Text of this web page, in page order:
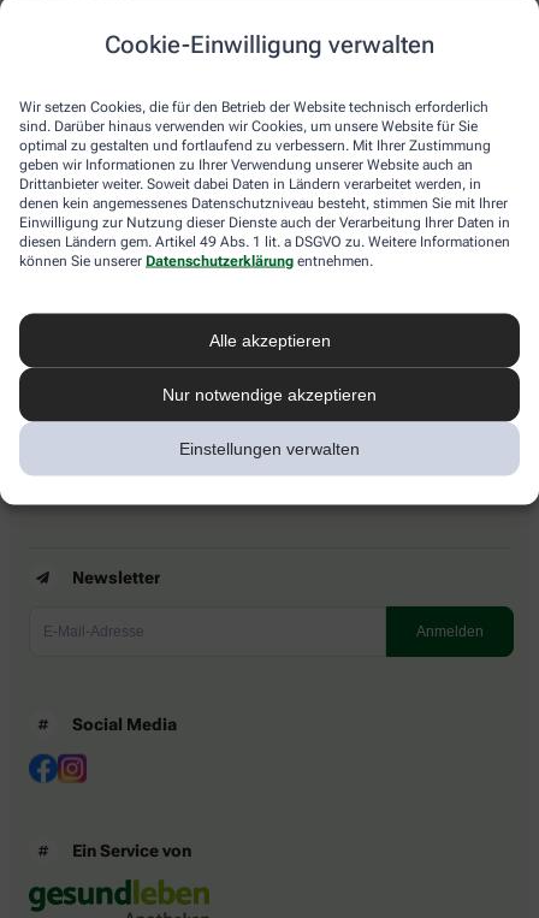
Cookie-Einwilligung verwalten
Wir setzen Cookies, die für den Betrieb der Website technisch erforderlich
sind. Darüber hinaus verwenden wir Cookies, um unsere Website für Sie
optimal zu gestalten und fortlaufend zu verbessern. Mit Ihrer Zustimmung
geben wir Informationen zu Ihrer Verwendung unserer Website auch an
Drittanbieter weiter. Soweit dabei Daten in Ländern verarbeitet werden, in
denen kein angemessenes Datenschutzniveau besteht, stimmen Sie mit Ihrer
Einwilligung zur Nutzung dieser Dienste auch der Verarbeitung Ihrer Daten in
diesen Ländern gem. Artikel 49 Abs. 1 lit. a DSGVO zu. Weitere Informationen
können Sie unserer Datenschutzerklärung entnehmen.
Alle akzeptieren
Nur notwendige akzeptieren
Einstellungen verwalten
Bar oder mit einer anderen akzeptierten Zahlungsart Ihrer Apotheke vor Ort.
Lieferarten
Abholung in der Apotheke
Botendienstlieferung
apotheke.com Informationen
Newsletter
Barrierefreiheitserklärung
Newsletter
Social Media
Ein Service von